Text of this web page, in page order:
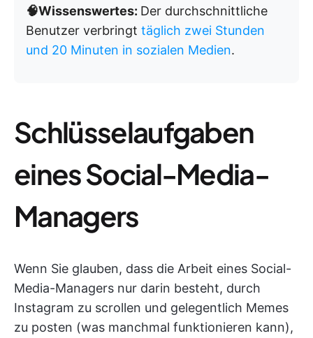
🧠Wissenswertes: Der durchschnittliche
Benutzer verbringt täglich zwei Stunden
und 20 Minuten in sozialen Medien.
Schlüsselaufgaben
eines Social-Media-
Managers
Wenn Sie glauben, dass die Arbeit eines Social-
Media-Managers nur darin besteht, durch
Instagram zu scrollen und gelegentlich Memes
zu posten (was manchmal funktionieren kann),